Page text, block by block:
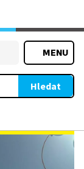
MENU
Hledat